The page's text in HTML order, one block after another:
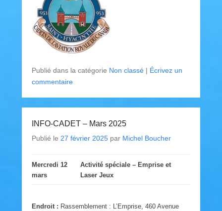
Publié dans la catégorie Non classé | Écrivez un
commentaire
INFO-CADET – Mars 2025
Publié le 27 février 2025 par Michel Boucher
Mercredi 12
mars
Activité spéciale – Emprise et
Laser Jeux
Endroit : Rassemblement : L’Emprise, 460 Avenue